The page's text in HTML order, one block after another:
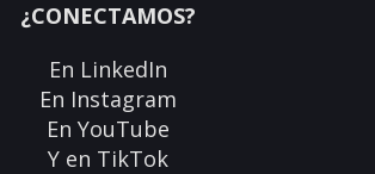
¿CONECTAMOS?
En LinkedIn
En Instagram
En YouTube
Y en TikTok